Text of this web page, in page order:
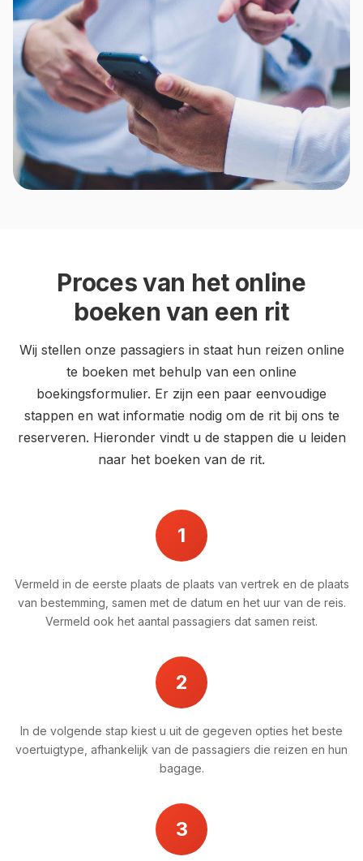
Proces van het online
boeken van een rit
Wij stellen onze passagiers in staat hun reizen online
te boeken met behulp van een online
boekingsformulier. Er zijn een paar eenvoudige
stappen en wat informatie nodig om de rit bij ons te
reserveren. Hieronder vindt u de stappen die u leiden
naar het boeken van de rit.
1
Vermeld in de eerste plaats de plaats van vertrek en de plaats
van bestemming, samen met de datum en het uur van de reis.
Vermeld ook het aantal passagiers dat samen reist.
2
In de volgende stap kiest u uit de gegeven opties het beste
voertuigtype, afhankelijk van de passagiers die reizen en hun
bagage.
3